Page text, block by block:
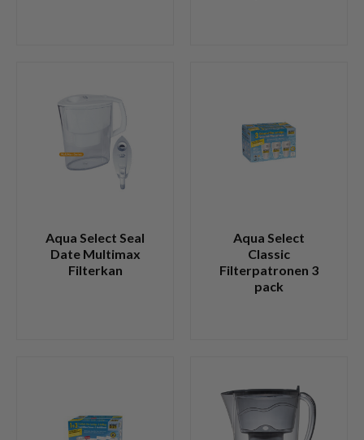
Aqua Select Seal
Date Multimax
Filterkan
Aqua Select
Classic
Filterpatronen 3
pack